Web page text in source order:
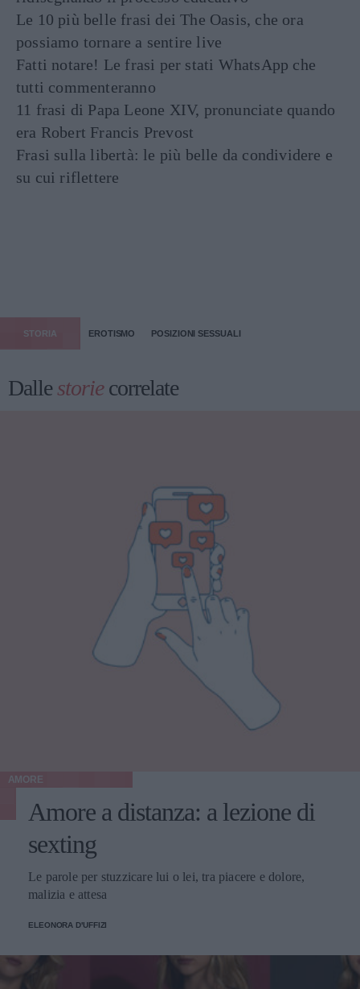
Le 10 più belle frasi dei The Oasis, che ora
possiamo tornare a sentire live
Fatti notare! Le frasi per stati WhatsApp che
tutti commenteranno
11 frasi di Papa Leone XIV, pronunciate quando
era Robert Francis Prevost
Frasi sulla libertà: le più belle da condividere e
su cui riflettere
STORIA EROTISMO POSIZIONI SESSUALI
Dallestoriecorrelate
AMORE
Amore a distanza: a lezione di
sexting
Le parole per stuzzicare lui o lei, tra piacere e dolore,
malizia e attesa
ELEONORA D'UFFIZI